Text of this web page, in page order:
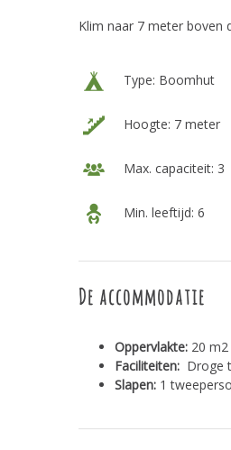
Klim naar 7 meter boven
Type: Boomhut
Hoogte: 7 meter
Max. capaciteit: 3
Min. leeftijd: 6
De accommodatie
Oppervlakte: 20 m2
Faciliteiten: Droge
Slapen: 1